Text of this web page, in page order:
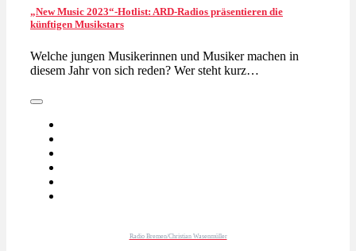
„New Music 2023“-Hotlist: ARD-Radios präsentieren die
künftigen Musikstars
Welche jungen Musikerinnen und Musiker machen in
diesem Jahr von sich reden? Wer steht kurz…
Radio Bremen/Christian Wasenmüller